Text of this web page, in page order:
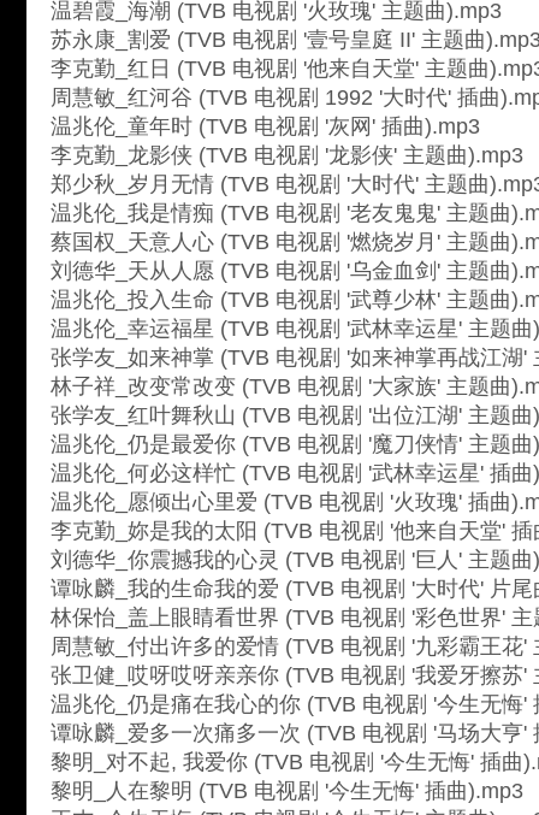
温碧霞_海潮 (TVB 电视剧 '火玫瑰' 主题曲).mp3
苏永康_割爱 (TVB 电视剧 '壹号皇庭 II' 主题曲
李克勤_红日 (TVB 电视剧 '他来自天堂' 主题曲
周慧敏_红河谷 (TVB 电视剧 1992 '大时代' 插曲
温兆伦_童年时 (TVB 电视剧 '灰网' 插曲).mp3
李克勤_龙影侠 (TVB 电视剧 '龙影侠' 主题曲).mp3
郑少秋_岁月无情 (TVB 电视剧 '大时代' 主题曲
温兆伦_我是情痴 (TVB 电视剧 '老友鬼鬼' 主题曲
蔡国权_天意人心 (TVB 电视剧 '燃烧岁月' 主题曲
刘德华_天从人愿 (TVB 电视剧 '乌金血剑' 主题曲
温兆伦_投入生命 (TVB 电视剧 '武尊少林' 主题曲
温兆伦_幸运福星 (TVB 电视剧 '武林幸运星' 主题曲
张学友_如来神掌 (TVB 电视剧 '如来神掌再战江湖'
林子祥_改变常改变 (TVB 电视剧 '大家族' 主题曲
张学友_红叶舞秋山 (TVB 电视剧 '出位江湖' 主题曲
温兆伦_仍是最爱你 (TVB 电视剧 '魔刀侠情' 主题曲
温兆伦_何必这样忙 (TVB 电视剧 '武林幸运星' 插曲
温兆伦_愿倾出心里爱 (TVB 电视剧 '火玫瑰' 插曲
李克勤_妳是我的太阳 (TVB 电视剧 '他来自天堂' 插
刘德华_你震撼我的心灵 (TVB 电视剧 '巨人' 主题曲
谭咏麟_我的生命我的爱 (TVB 电视剧 '大时代' 片尾
林保怡_盖上眼睛看世界 (TVB 电视剧 '彩色世界'
周慧敏_付出许多的爱情 (TVB 电视剧 '九彩霸王花'
张卫健_哎呀哎呀亲亲你 (TVB 电视剧 '我爱牙擦苏'
温兆伦_仍是痛在我心的你 (TVB 电视剧 '今生无悔'
谭咏麟_爱多一次痛多一次 (TVB 电视剧 '马场大亨'
黎明_对不起, 我爱你 (TVB 电视剧 '今生无悔' 插曲
黎明_人在黎明 (TVB 电视剧 '今生无悔' 插曲).mp3